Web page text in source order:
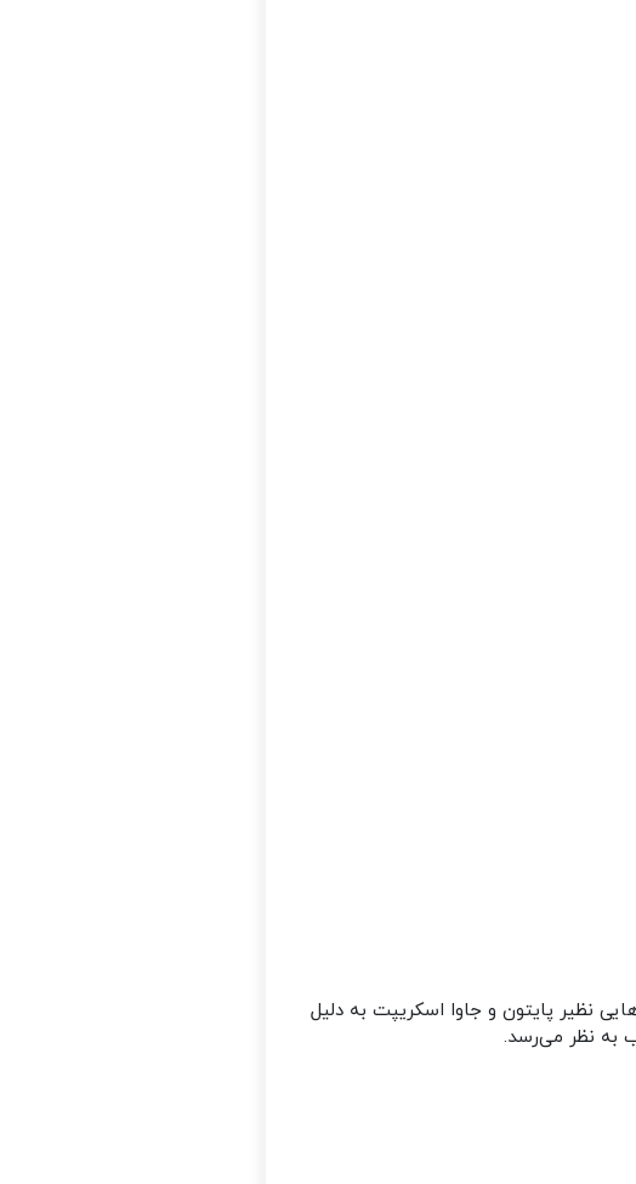
نظیر پایتون و جاوا اسکریپت به دلیل
به نظر می‌رسد.